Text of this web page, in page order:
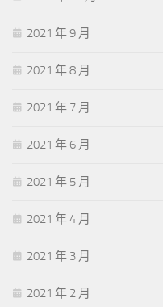
2021 年 9 月
2021 年 8 月
2021 年 7 月
2021 年 6 月
2021 年 5 月
2021 年 4 月
2021 年 3 月
2021 年 2 月